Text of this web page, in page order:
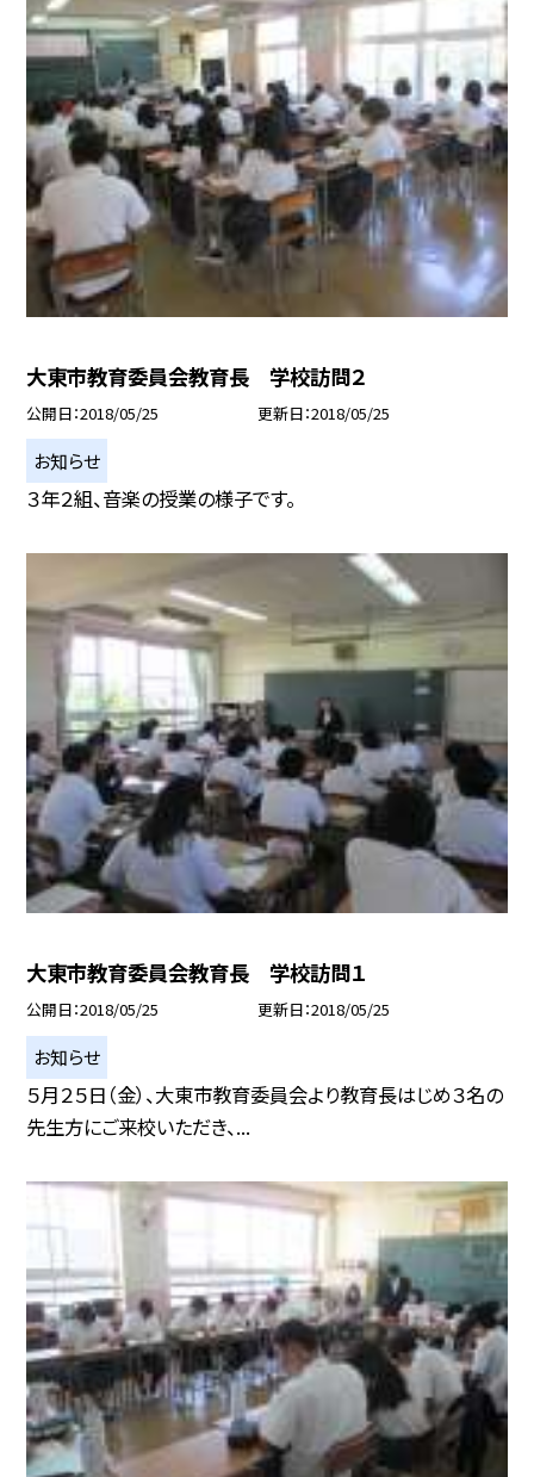
大東市教育委員会教育長 学校訪問２
公開日 2018/05/25 更新日 2018/05/25
お知らせ
３年２組、音楽の授業の様子です。
大東市教育委員会教育長 学校訪問１
公開日 2018/05/25 更新日 2018/05/25
お知らせ
５月２５日（金）、大東市教育委員会より教育長はじめ３名の
先生方にご来校いただき、...